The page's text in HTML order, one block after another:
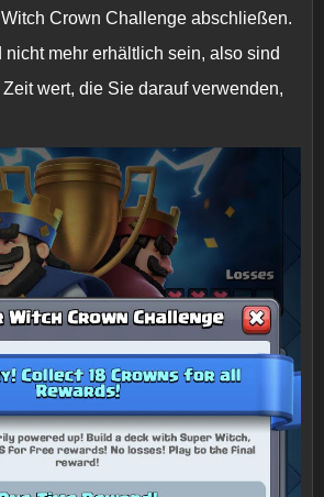
Crown Challenge abschließen.
nicht mehr erhältlich sein, also sind
wert, die Sie darauf verwenden,